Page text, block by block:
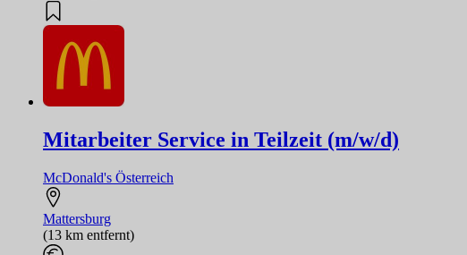
Mitarbeiter Service in Teilzeit (m/w/d)
McDonald's Österreich
Mattersburg
(13 km entfernt)